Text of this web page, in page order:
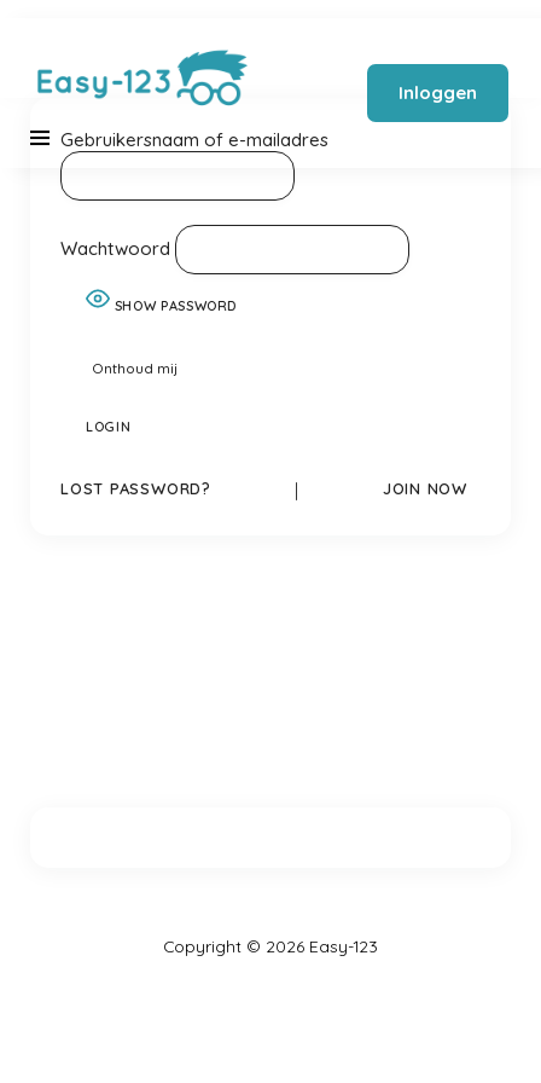
Inloggen
Gebruikersnaam of e-mailadres
Wachtwoord
SHOW PASSWORD
Onthoud mij
JOIN NOW
|
LOST PASSWORD?
Copyright © 2026 Easy-123